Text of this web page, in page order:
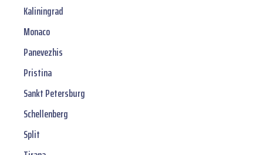
Kaliningrad
Monaco
Panevezhis
Pristina
Sankt Petersburg
Schellenberg
Split